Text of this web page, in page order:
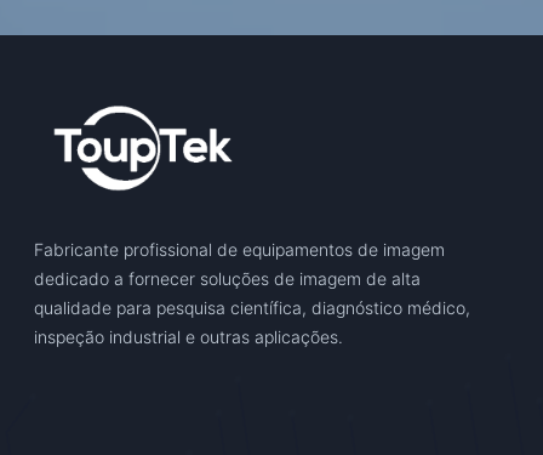
Fabricante profissional de equipamentos de imagem
dedicado a fornecer soluções de imagem de alta
qualidade para pesquisa científica, diagnóstico médico,
inspeção industrial e outras aplicações.